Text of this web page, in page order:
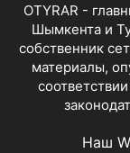
OTYRAR -
Шымкента и
собственник
материалы,
Наш